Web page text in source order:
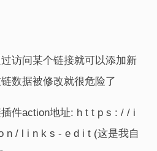
访问某个链接就可以添加新
数据被修改就很危险了
件action地址: h t t p s : / / i
n / l i n k s - e d i t (这是我自